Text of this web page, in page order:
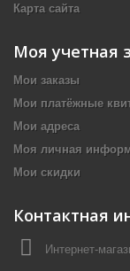
Карта сайта
Моя учетная
Мои заказы
Мои платёжные
Мои адреса
Моя личная
Мои скидки
Контактная
Интернет-